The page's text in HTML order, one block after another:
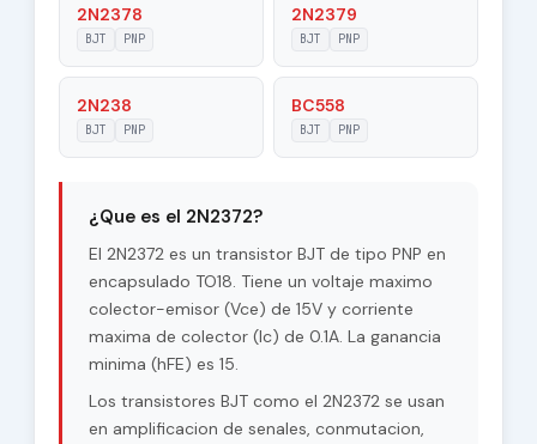
Collector-Emitter
Voltage |Vce|
15 V
Junction
Temperature (Tj)
200 °C
Power Dissipation
(Pc)
Forward Current
Transfer Ratio
15
2N2378
BJT PNP
2N2379
BJT PNP
2N238
BJT PNP
BC558
BJT PNP
¿Que es el 2N2372?
El 2N2372 es un transistor BJT de tipo PNP en
encapsulado TO18. Tiene un voltaje maximo
colector-emisor (Vce) de 15V y corriente
maxima de colector (Ic) de 0.1A. La ganancia
minima (hFE) es 15.
Los transistores BJT como el 2N2372 se usan
en amplificacion de senales, conmutacion,